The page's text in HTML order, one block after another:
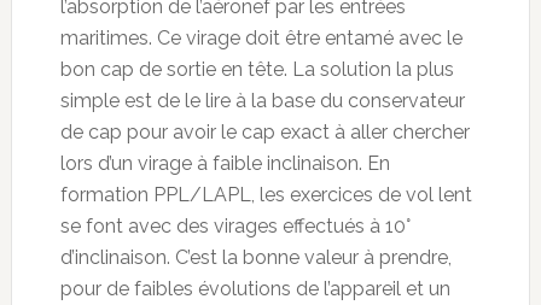
l’absorption de l’aéronef par les entrées
maritimes. Ce virage doit être entamé avec le
bon cap de sortie en tête. La solution la plus
simple est de le lire à la base du conservateur
de cap pour avoir le cap exact à aller chercher
lors d’un virage à faible inclinaison. En
formation PPL/LAPL, les exercices de vol lent
se font avec des virages effectués à 10°
d’inclinaison. C’est la bonne valeur à prendre,
pour de faibles évolutions de l’appareil et un